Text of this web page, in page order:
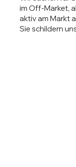
im Off-Market,
aktiv am Markt
Sie schildern